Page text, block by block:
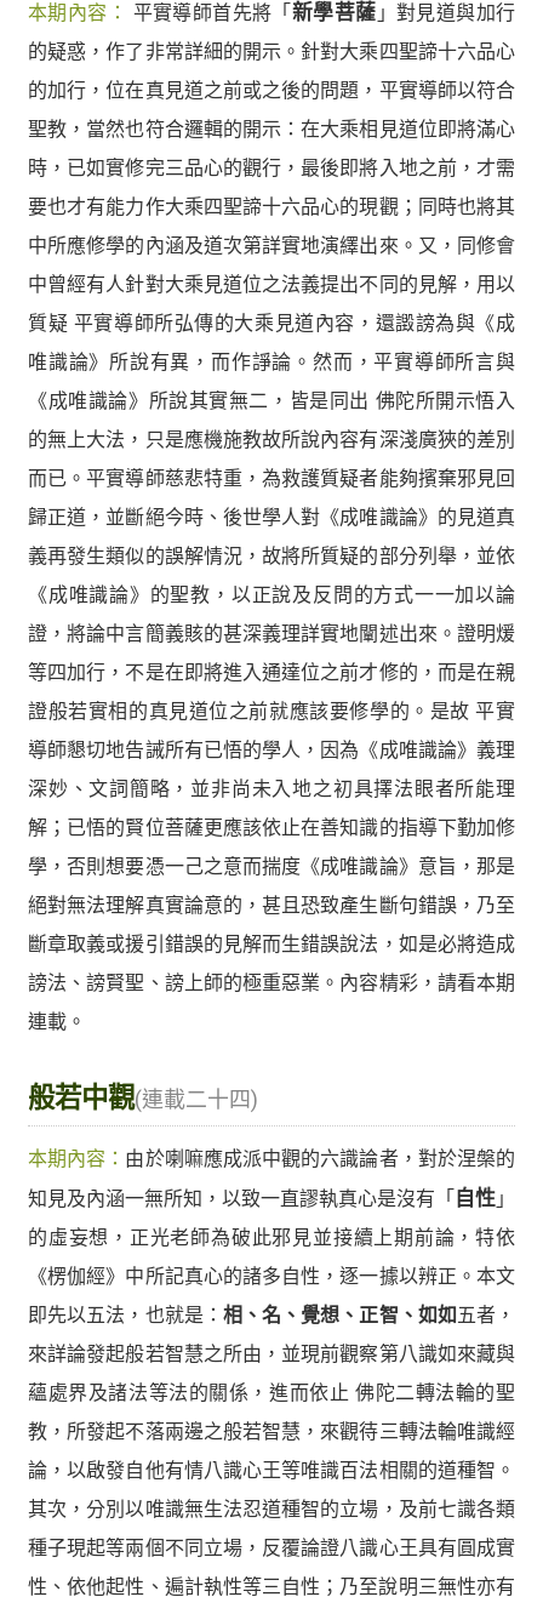
本期內容： 平實導師首先將「 新學菩薩 」對見道與加行
的疑惑，作了非常詳細的開示。針對大乘四聖諦十六品心
的加行，位在真見道之前或之後的問題，平實導師以符合
聖教，當然也符合邏輯的開示：在大乘相見道位即將滿心
時，已如實修完三品心的觀行，最後即將入地之前，才需
要也才有能力作大乘四聖諦十六品心的現觀；同時也將其
中所應修學的內涵及道次第詳實地演繹出來。又，同修會
中曾經有人針對大乘見道位之法義提出不同的見解，用以
質疑 平實導師所弘傳的大乘見道內容，還譭謗為與《成
唯識論》所說有異，而作諍論。然而，平實導師所言與
《成唯識論》所說其實無二，皆是同出 佛陀所開示悟入
的無上大法，只是應機施教故所說內容有深淺廣狹的差別
而已。平實導師慈悲特重，為救護質疑者能夠擯棄邪見回
歸正道，並斷絕今時、後世學人對《成唯識論》的見道真
義再發生類似的誤解情況，故將所質疑的部分列舉，並依
《成唯識論》的聖教，以正說及反問的方式一一加以論
證，將論中言簡義賅的甚深義理詳實地闡述出來。證明煖
等四加行，不是在即將進入通達位之前才修的，而是在親
證般若實相的真見道位之前就應該要修學的。是故 平實
導師懇切地告誡所有已悟的學人，因為《成唯識論》義理
深妙、文詞簡略，並非尚未入地之初具擇法眼者所能理
解；已悟的賢位菩薩更應該依止在善知識的指導下勤加修
學，否則想要憑一己之意而揣度《成唯識論》意旨，那是
絕對無法理解真實論意的，甚且恐致產生斷句錯誤，乃至
斷章取義或援引錯誤的見解而生錯誤說法，如是必將造成
謗法、謗賢聖、謗上師的極重惡業。內容精彩，請看本期
連載。
般若中觀(連載二十四)
本期內容： 由於喇嘛應成派中觀的六識論者，對於涅槃的
知見及內涵一無所知，以致一直謬執真心是沒有「 自性 」
的虛妄想，正光老師為破此邪見並接續上期前論，特依
《楞伽經》中所記真心的諸多自性，逐一據以辨正。本文
即先以五法，也就是： 相、名、覺想、正智、如如五者，
來詳論發起般若智慧之所由，並現前觀察第八識如來藏與
蘊處界及諸法等法的關係，進而依止 佛陀二轉法輪的聖
教，所發起不落兩邊之般若智慧，來觀待三轉法輪唯識經
論，以啟發自他有情八識心王等唯識百法相關的道種智。
其次，分別以唯識無生法忍道種智的立場，及前七識各類
種子現起等兩個不同立場，反覆論證八識心王具有圓成實
性、依他起性、遍計執性等三自性；乃至說明三無性亦有